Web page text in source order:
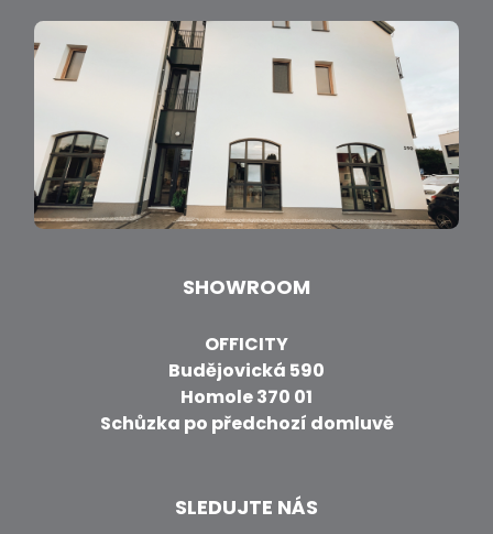
SHOWROOM
OFFICITY
Budějovická 590
Homole 370 01
Schůzka po předchozí domluvě
SLEDUJTE NÁS